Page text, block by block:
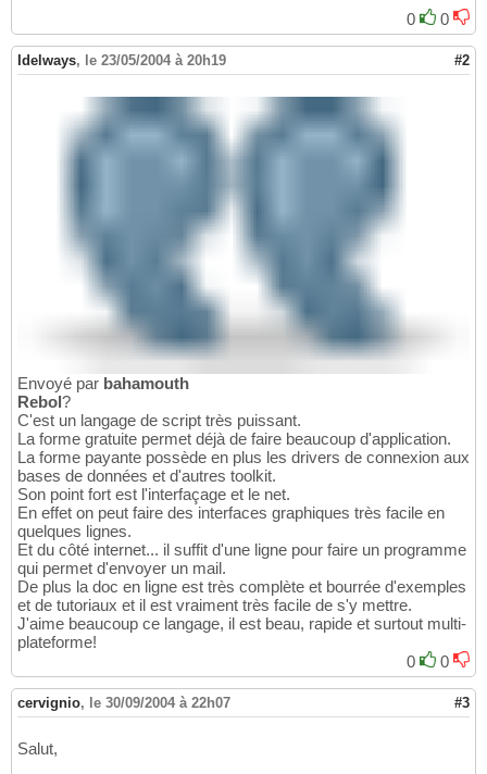
0 0
Idelways, le 23/05/2004 à 20h19 #2
Envoyé par bahamouth
Rebol?
C'est un langage de script très puissant.
La forme gratuite permet déjà de faire beaucoup d'application.
La forme payante possède en plus les drivers de connexion aux
bases de données et d'autres toolkit.
Son point fort est l'interfaçage et le net.
En effet on peut faire des interfaces graphiques très facile en
quelques lignes.
Et du côté internet... il suffit d'une ligne pour faire un programme
qui permet d'envoyer un mail.
De plus la doc en ligne est très complète et bourrée d'exemples
et de tutoriaux et il est vraiment très facile de s'y mettre.
J'aime beaucoup ce langage, il est beau, rapide et surtout multi-
plateforme!
0
0
cervignio, le 30/09/2004 à 22h07 #3
Salut,